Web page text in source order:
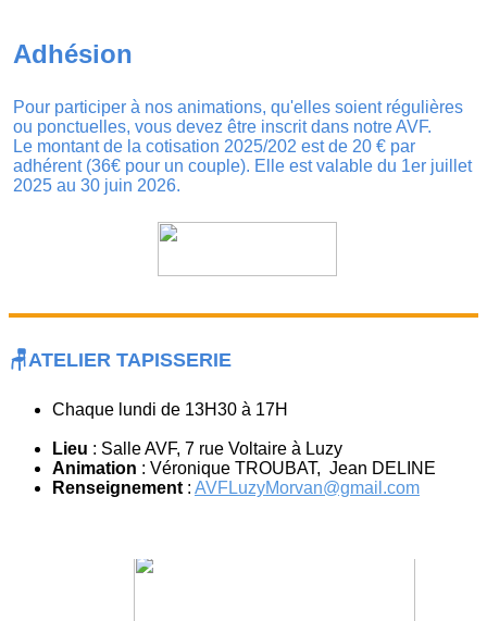
Adhésion
Pour participer à nos animations, qu'elles soient régulières
ou ponctuelles, vous devez être inscrit dans notre AVF.
Le montant de la cotisation 2025/202 est de 20 € par
adhérent (36€ pour un couple). Elle est valable du 1er juillet
2025 au 30 juin 2026.
🪑ATELIER TAPISSERIE
Chaque lundi de 13H30 à 17H
Lieu : Salle AVF, 7 rue Voltaire à Luzy
Animation : Véronique TROUBAT, Jean DELINE
Renseignement : AVFLuzyMorvan@gmail.com